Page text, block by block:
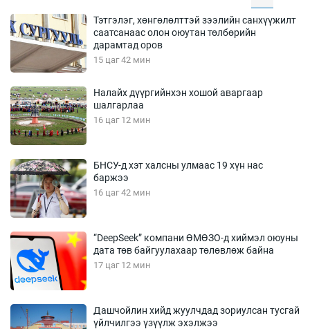
Тэтгэлэг, хөнгөлөлттэй зээлийн санхүүжилт
саатсанаас олон оюутан төлбөрийн
дарамтад оров
15 цаг 42 мин
Налайх дүүргийнхэн хошой аваргаар
шалгарлаа
16 цаг 12 мин
БНСУ-д хэт халсны улмаас 19 хүн нас
баржээ
16 цаг 42 мин
“DeepSeek” компани ӨМӨЗО-д хиймэл оюуны
дата төв байгуулахаар төлөвлөж байна
17 цаг 12 мин
Дашчойлин хийд жуулчдад зориулсан тусгай
үйлчилгээ үзүүлж эхэлжээ